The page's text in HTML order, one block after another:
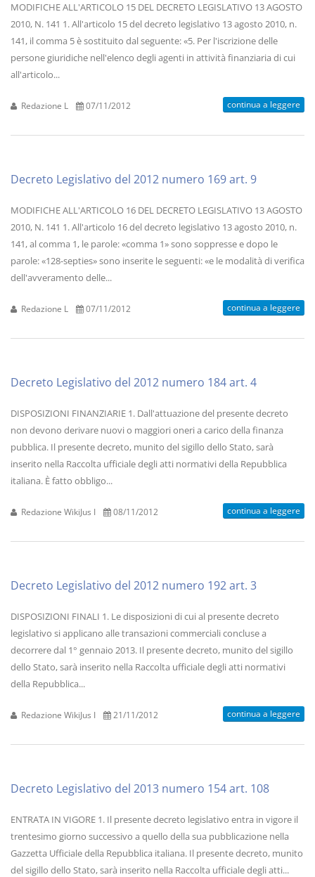
MODIFICHE ALL'ARTICOLO 15 DEL DECRETO LEGISLATIVO 13 AGOSTO
2010, N. 141 1. All'articolo 15 del decreto legislativo 13 agosto 2010, n.
141, il comma 5 è sostituito dal seguente: «5. Per l'iscrizione delle
persone giuridiche nell'elenco degli agenti in attività finanziaria di cui
all'articolo...
Redazione L 07/11/2012 continua a leggere
Decreto Legislativo del 2012 numero 169 art. 9
MODIFICHE ALL'ARTICOLO 16 DEL DECRETO LEGISLATIVO 13 AGOSTO
2010, N. 141 1. All'articolo 16 del decreto legislativo 13 agosto 2010, n.
141, al comma 1, le parole: «comma 1» sono soppresse e dopo le
parole: «128-septies» sono inserite le seguenti: «e le modalità di verifica
dell'avveramento delle...
Redazione L 07/11/2012 continua a leggere
Decreto Legislativo del 2012 numero 184 art. 4
DISPOSIZIONI FINANZIARIE 1. Dall'attuazione del presente decreto
non devono derivare nuovi o maggiori oneri a carico della finanza
pubblica. Il presente decreto, munito del sigillo dello Stato, sarà
inserito nella Raccolta ufficiale degli atti normativi della Repubblica
italiana. È fatto obbligo...
Redazione WikiJus I 08/11/2012 continua a leggere
Decreto Legislativo del 2012 numero 192 art. 3
DISPOSIZIONI FINALI 1. Le disposizioni di cui al presente decreto
legislativo si applicano alle transazioni commerciali concluse a
decorrere dal 1° gennaio 2013. Il presente decreto, munito del sigillo
dello Stato, sarà inserito nella Raccolta ufficiale degli atti normativi
della Repubblica...
Redazione WikiJus I 21/11/2012 continua a leggere
Decreto Legislativo del 2013 numero 154 art. 108
ENTRATA IN VIGORE 1. Il presente decreto legislativo entra in vigore il
trentesimo giorno successivo a quello della sua pubblicazione nella
Gazzetta Ufficiale della Repubblica italiana. Il presente decreto, munito
del sigillo dello Stato, sarà inserito nella Raccolta ufficiale degli atti...